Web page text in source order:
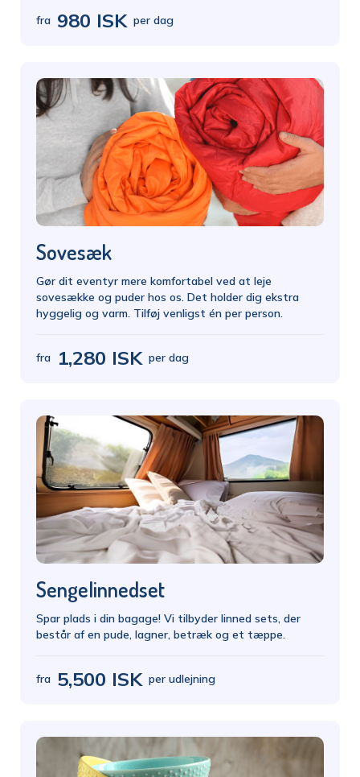
fra 980 ISK per dag
Sovesæk
Gør dit eventyr mere komfortabel ved at leje
sovesække og puder hos os. Det holder dig ekstra
hyggelig og varm. Tilføj venligst én per person.
fra 1,280 ISK per dag
Sengelinnedset
Spar plads i din bagage! Vi tilbyder linned sets, der
består af en pude, lagner, betræk og et tæppe.
fra 5,500 ISK per udlejning